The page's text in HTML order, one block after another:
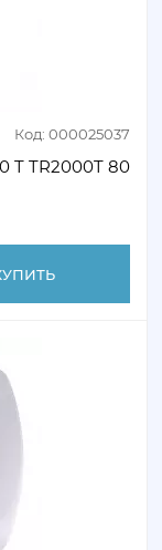
Код: 000025037
T TR2000T 80